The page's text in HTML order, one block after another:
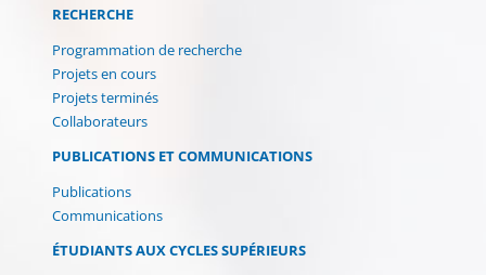
RECHERCHE
Programmation de recherche
Projets en cours
Projets terminés
Collaborateurs
PUBLICATIONS ET COMMUNICATIONS
Publications
Communications
ÉTUDIANTS AUX CYCLES SUPÉRIEURS